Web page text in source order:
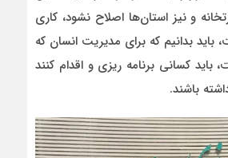
و نیز استان‌ها اصلاح نشود، کاری
بدانیم که برای مدیریت انسان که
کسانی برنامه ریزی و اقدام کنند
باشند.